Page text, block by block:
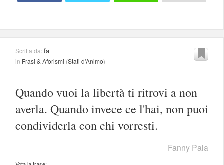
Scritta da:fa
in Frasi & Aforismi (Stati d'Animo)
Quando vuoi la libertà ti ritrovi a non
averla. Quando invece ce l'hai, non puoi
condividerla con chi vorresti.
Fanny Pala
Vota la frase: